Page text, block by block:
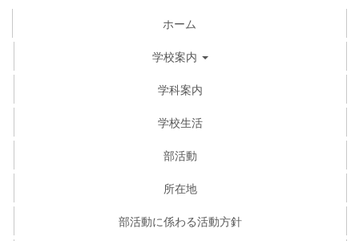
ホーム
学校案内
学科案内
学校生活
部活動
所在地
部活動に係わる活動方針